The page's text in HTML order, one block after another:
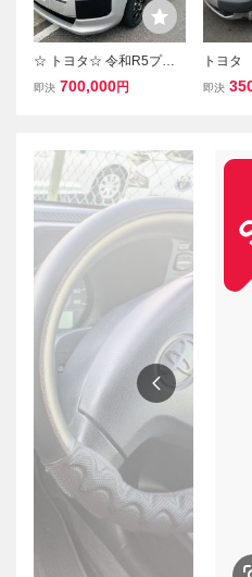
☆ トヨタ☆ 令和R5プロ
ボックス ハイブリッド G
即決 700,000円
トヨタ
robox
即決